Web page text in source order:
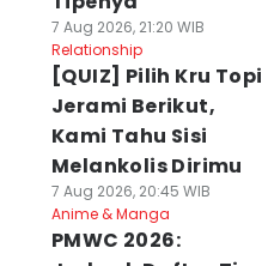
7 Aug 2026, 21:20 WIB
Relationship
[QUIZ] Pilih Kru Topi
Jerami Berikut,
Kami Tahu Sisi
Melankolis Dirimu
7 Aug 2026, 20:45 WIB
Anime & Manga
PMWC 2026: